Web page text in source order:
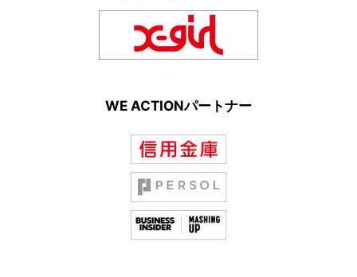
WE ACTIONパートナー